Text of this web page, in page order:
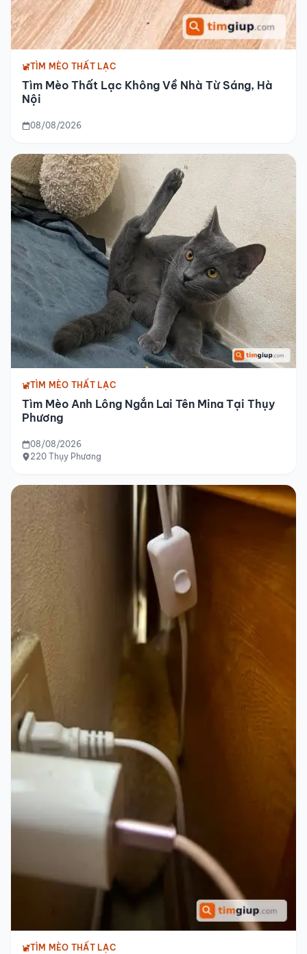
TÌM MÈO THẤT LẠC
Tìm Mèo Thất Lạc Không Về Nhà Từ Sáng, Hà
Nội
08/08/2026
TÌM MÈO THẤT LẠC
Tìm Mèo Anh Lông Ngắn Lai Tên Mina Tại Thụy
Phương
08/08/2026
220 Thụy Phương
TÌM MÈO THẤT LẠC